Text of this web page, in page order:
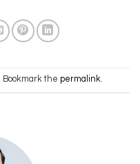
. Bookmark the permalink.